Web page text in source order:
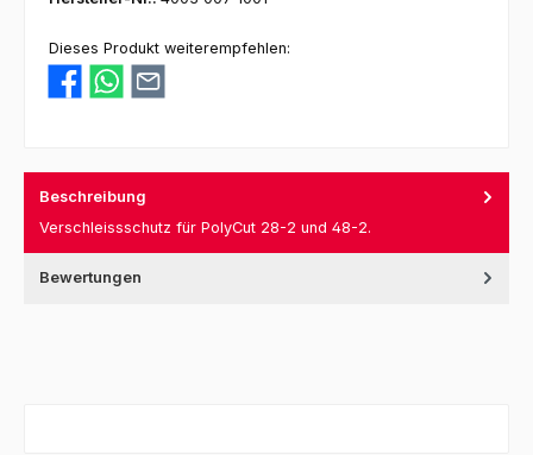
Dieses Produkt weiterempfehlen:
Beschreibung
Verschleissschutz für PolyCut 28-2 und 48-2.
Bewertungen